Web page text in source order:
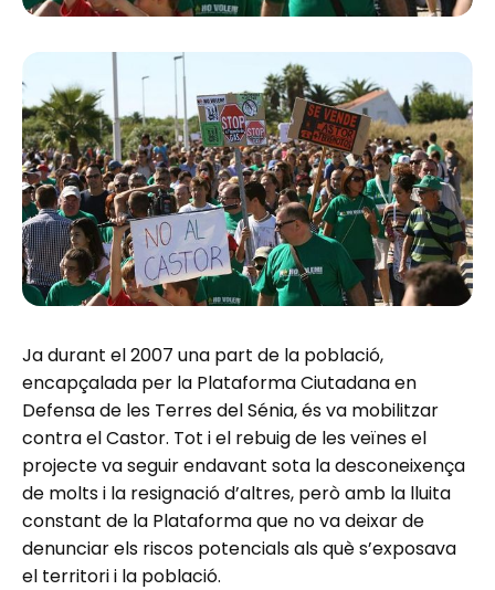
Ja durant el 2007 una part de la població,
encapçalada per la Plataforma Ciutadana en
Defensa de les Terres del Sénia, és va mobilitzar
contra el Castor. Tot i el rebuig de les veïnes el
projecte va seguir endavant sota la desconeixença
de molts i la resignació d’altres, però amb la lluita
constant de la Plataforma que no va deixar de
denunciar els riscos potencials als què s’exposava
el territori i la població.